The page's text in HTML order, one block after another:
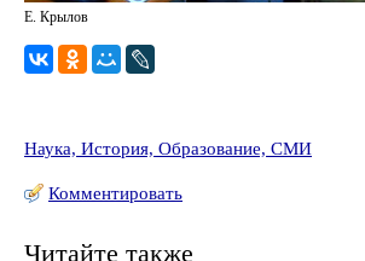
Е. Крылов
Наука, История, Образование, СМИ
Комментировать
Читайте также